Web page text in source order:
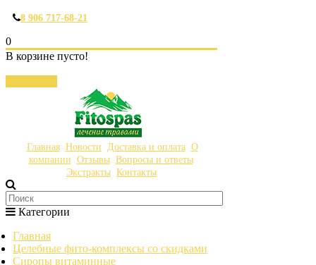
8 906 717-68-21
0
В корзине пусто!
Главная Новости Доставка и оплата О
компании Отзывы Вопросы и ответы
Экстракты Контакты
Категории
Главная
Целебные фито-комплексы со скидками
Сиропы витаминные